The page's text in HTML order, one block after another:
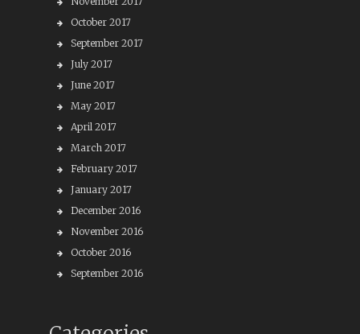
October 2017
September 2017
July 2017
June 2017
May 2017
April 2017
March 2017
February 2017
January 2017
December 2016
November 2016
October 2016
September 2016